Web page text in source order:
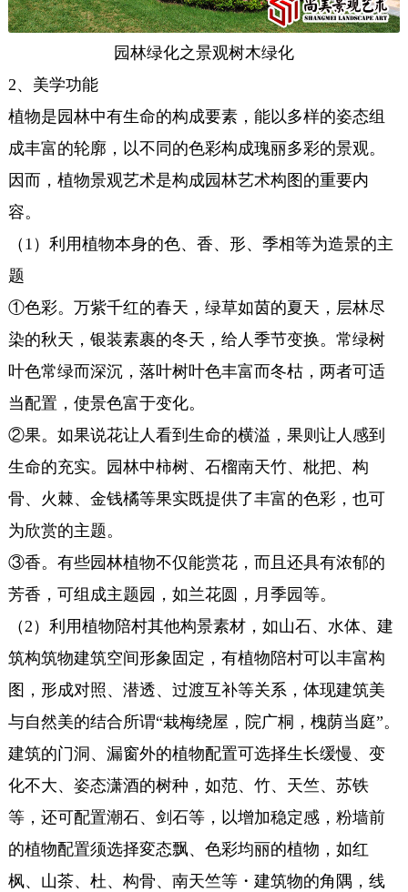
园林绿化之景观树木绿化
2、美学功能
植物是园林中有生命的构成要素，能以多样的姿态组
成丰富的轮廓，以不同的色彩构成瑰丽多彩的景观。
因而，植物景观艺术是构成园林艺术构图的重要内
容。
（1）利用植物本身的色、香、形、季相等为造景的主
题
①色彩。万紫千红的春天，绿草如茵的夏天，层林尽
染的秋天，银装素裹的冬天，给人季节变换。常绿树
叶色常绿而深沉，落叶树叶色丰富而冬枯，两者可适
当配置，使景色富于变化。
②果。如果说花让人看到生命的横溢，果则让人感到
生命的充实。园林中柿树、石榴南天竹、枇把、构
骨、火棘、金钱橘等果实既提供了丰富的色彩，也可
为欣赏的主题。
③香。有些园林植物不仅能赏花，而且还具有浓郁的
芳香，可组成主题园，如兰花圆，月季园等。
（2）利用植物陪村其他构景素材，如山石、水体、建
筑构筑物建筑空间形象固定，有植物陪村可以丰富构
图，形成对照、潜透、过渡互补等关系，体现建筑美
与自然美的结合所谓“栽梅绕屋，院广桐，槐荫当庭”。
建筑的门洞、漏窗外的植物配置可选择生长缓慢、变
化不大、姿态潇酒的树种，如范、竹、天竺、苏铁
等，还可配置潮石、剑石等，以增加稳定感，粉墙前
的植物配置须选择変态飘、色彩均丽的植物，如红
枫、山茶、杜、构骨、南天竺等・建筑物的角隅，线